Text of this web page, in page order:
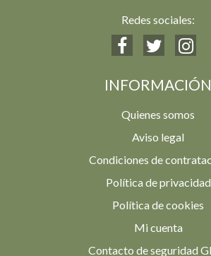
Redes sociales:
INFORMACIÓN
Quienes somos
Aviso legal
Condiciones de
Política de privacidad
Política de cookies
Mi cuenta
Contacto de seguridad